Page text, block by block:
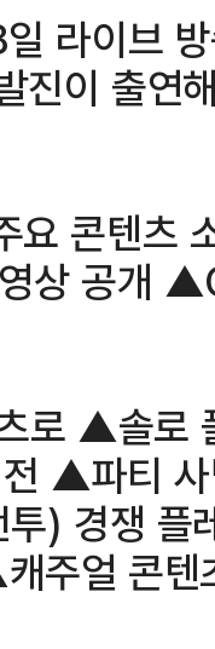
라이브
진이 출연
요 콘텐츠
상 공개
로 ▲솔로
▲파티
) 경쟁 플
주얼 콘텐